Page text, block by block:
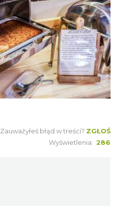
Zauważyłeś błąd w treści? ZGŁOŚ
Wyświetlenia: 286